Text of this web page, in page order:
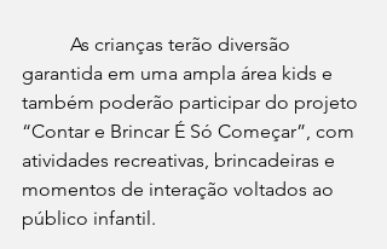
garantida em uma ampla área kids e
também poderão participar do projeto
“Contar e Brincar É Só Começar”, com
atividades recreativas, brincadeiras e
momentos de interação voltados ao
público infantil.